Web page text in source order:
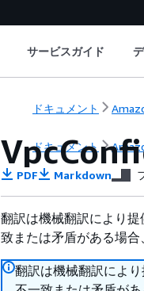
サービスガイド
ドキュメント
ドキュメント
PDF Markdown
翻訳は機械翻訳により
致または矛盾がある場合
翻訳は機械翻訳によ